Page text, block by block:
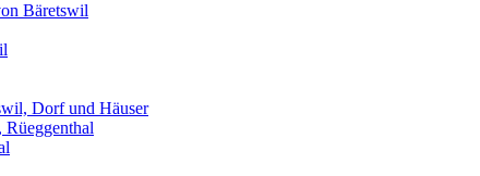
Bäretswil
Dorf und Häuser